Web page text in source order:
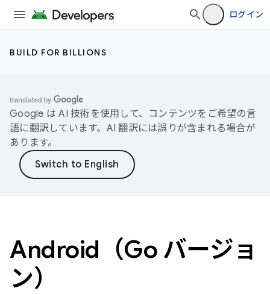
ログイン
BUILD FOR BILLIONS
Google は AI 技術を使用して、コンテンツをご希望の言
語に翻訳しています。AI 翻訳には誤りが含まれる場合が
あります。
Android（Go バージョ
ン）